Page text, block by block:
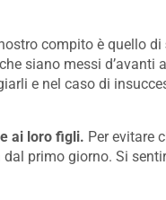
compito è quello di
siano messi d’avanti a
e nel caso di
ai loro figli. Per evitare
dal primo giorno. Si